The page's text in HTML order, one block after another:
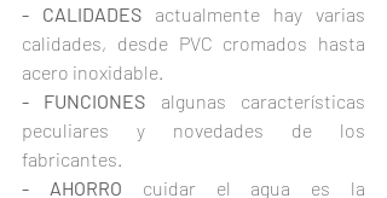
- CALIDADES actualmente hay varias
calidades, desde PVC cromados hasta
acero inoxidable.
- FUNCIONES algunas características
peculiares y novedades de los
fabricantes.
- AHORRO cuidar el agua es la